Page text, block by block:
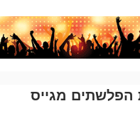
הפלשתים מגייס